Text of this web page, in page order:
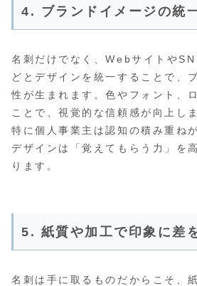
4. ブランドイメージの統
名刺だけでなく、Webサイトや
どとデザインを統一することで、
性が生まれます。色やフォント、
ことで、視覚的な信頼感が向上し
特に個人事業主は認知の積み重ね
デザインは「覚えてもらう力」を
ります。
5. 紙質や加工で印象に差
名刺は手に取るものだからこそ、